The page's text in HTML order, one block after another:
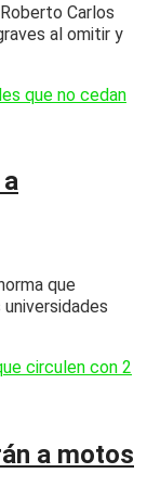
Carlos
al omitir y
que
a motos